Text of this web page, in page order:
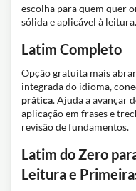
escolha para quem quer
sólida e aplicável à leitura.
Latim Completo
Opção gratuita mais
integrada do idioma,
prática. Ajuda a avançar
aplicação em frases e
revisão de fundamentos.
Latim do Zero
Leitura e